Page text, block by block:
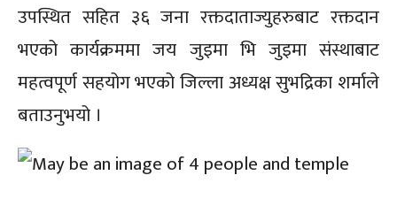
उपस्थित सहित ३६ जना रक्तदाताज्युहरुबाट रक्तदान
भएको कार्यक्रममा जय जुइमा भि जुइमा संस्थाबाट
महत्वपूर्ण सहयोग भएको जिल्ला अध्यक्ष सुभद्रिका शर्माले
बताउनुभयो ।